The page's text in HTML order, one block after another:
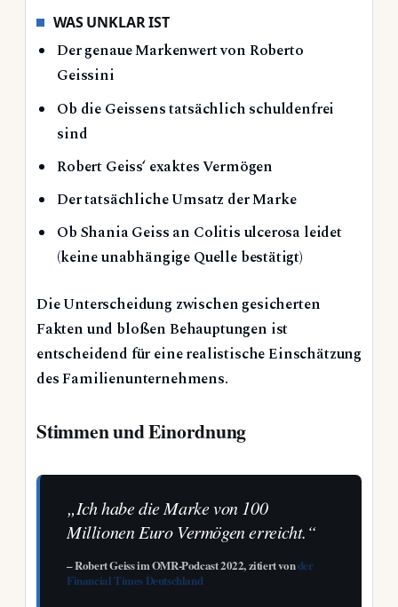
WAS UNKLAR IST
Der genaue Markenwert von Roberto
Geissini
Ob die Geissens tatsächlich schuldenfrei
sind
Robert Geiss‘ exaktes Vermögen
Der tatsächliche Umsatz der Marke
Ob Shania Geiss an Colitis ulcerosa leidet
(keine unabhängige Quelle bestätigt)
Die Unterscheidung zwischen gesicherten
Fakten und bloßen Behauptungen ist
entscheidend für eine realistische Einschätzung
des Familienunternehmens.
Stimmen und Einordnung
„Ich habe die Marke von 100
Millionen Euro Vermögen erreicht.“
– Robert Geiss im OMR-Podcast 2022, zitiert vonder
Financial Times Deutschland